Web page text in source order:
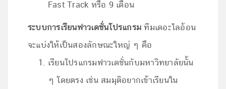
Fast Track หรือ 9 เดือน
ระบบการเรียนฟาวเดชั่นโปรแกรม ทีมเดอะไลอ้อน
จะแบ่งให้เป็นสองลักษณะใหญ่ ๆ คือ
เรียนโปรแกรมฟาวเดชั่นกับมหาวิทยาลัยนั้น
ๆ โดยตรง เช่น สมมุติอยากเข้าเรียนใน